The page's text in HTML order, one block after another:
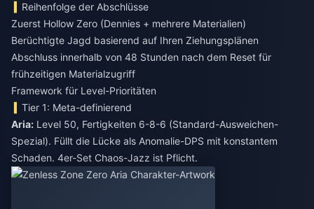
Reihenfolge der Abschlüsse
Zuerst Hollow Zero (Dennies + mehrere Materialien)
Berüchtigte Jagd basierend auf Ihren Ziehungsplänen
Abschluss innerhalb von 48 Stunden nach dem Reset für
frühzeitigen Materialzugriff
Framework für Level-Prioritäten
Tier 1: Meta-definierend
Aria: Level 50, Fertigkeiten 6-8-6 (Standard-Ausweichen-
Spezial). Füllt die Lücke als Anomalie-DPS mit konstantem
Schaden. 4er-Set Chaos-Jazz ist Pflicht.